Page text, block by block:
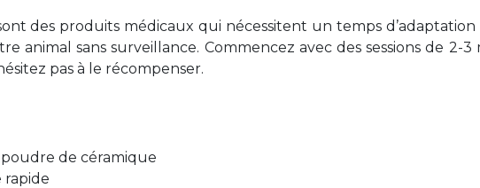
des produits médicaux qui nécessitent un temps
animal sans surveillance. Commencez avec des sessions de
pas à le récompenser.
de céramique